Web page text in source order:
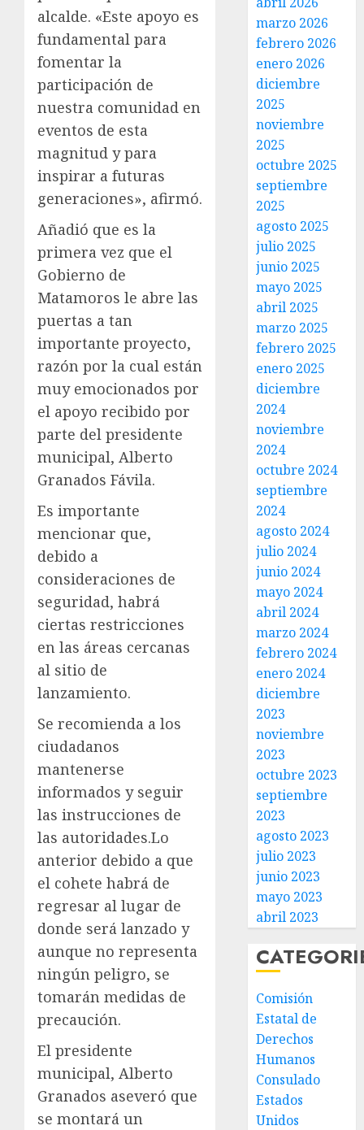
alcalde. «Este apoyo es
fundamental para
fomentar la
participación de
nuestra comunidad en
eventos de esta
magnitud y para
inspirar a futuras
generaciones», afirmó.
Añadió que es la
primera vez que el
Gobierno de
Matamoros le abre las
puertas a tan
importante proyecto,
razón por la cual están
muy emocionados por
el apoyo recibido por
parte del presidente
municipal, Alberto
Granados Fávila.
Es importante
mencionar que,
debido a
consideraciones de
seguridad, habrá
ciertas restricciones
en las áreas cercanas
al sitio de
lanzamiento.
Se recomienda a los
ciudadanos
mantenerse
informados y seguir
las instrucciones de
las autoridades.Lo
anterior debido a que
el cohete habrá de
regresar al lugar de
donde será lanzado y
aunque no representa
ningún peligro, se
tomarán medidas de
precaución.
El presidente
municipal, Alberto
Granados aseveró que
se montará un
marzo 2026
febrero 2026
enero 2026
diciembre
2025
noviembre
2025
octubre 2025
septiembre
2025
agosto 2025
julio 2025
junio 2025
mayo 2025
abril 2025
marzo 2025
febrero 2025
enero 2025
diciembre
2024
noviembre
2024
octubre 2024
septiembre
2024
agosto 2024
julio 2024
junio 2024
mayo 2024
abril 2024
marzo 2024
febrero 2024
enero 2024
diciembre
2023
noviembre
2023
octubre 2023
septiembre
2023
agosto 2023
julio 2023
junio 2023
mayo 2023
abril 2023
Comisión
Estatal de
Derechos
Humanos
Consulado
Estados
Unidos